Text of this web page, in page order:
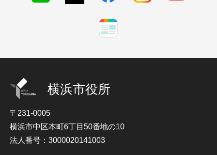
横浜市役所
〒231-0005
横浜市中区本町6丁目50番地の10
法人番号：3000020141003